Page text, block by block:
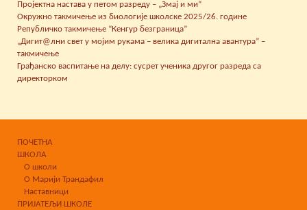
Пројектна настава у петом разреду – „Змај и ми“
Окружно такмичење из биологије школске 2025/26. године
Републичко такмичење “Кенгур безграница”
„Дигит@лни свет у мојим рукама – велика дигитална авантура” –
такмичење
Грађанско васпитање на делу: сусрет ученика другог разреда са
директорком
ПОЧЕТНА
ШКОЛА
О школи
О Марији Трандафил
Наставници
ПРИЈАТЕЉИ ШКОЛЕ